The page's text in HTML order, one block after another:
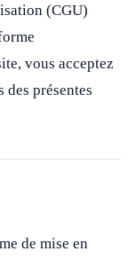
(CGU)
vous acceptez
présentes
de mise en